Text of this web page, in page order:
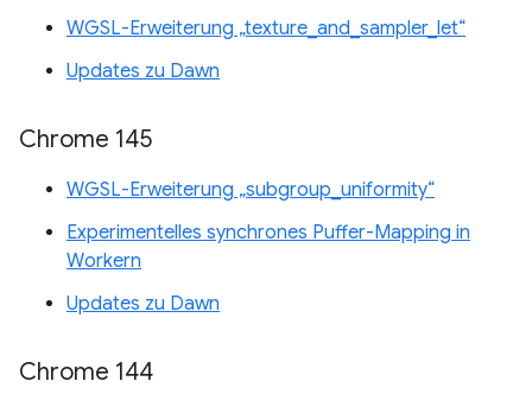
WGSL-Erweiterung „texture_and_sampler_let“
Updates zu Dawn
Chrome 145
WGSL-Erweiterung „subgroup_uniformity“
Experimentelles synchrones Puffer-Mapping in
Workern
Updates zu Dawn
Chrome 144